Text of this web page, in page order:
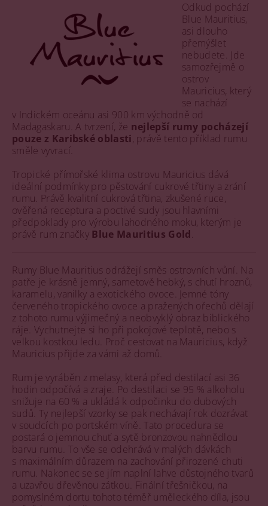
Odkud pochází
Blue Mauritius,
asi dlouho
přemýšlet
nebudete. Jde
samozřejmě o
ostrov
Mauricius, který
se nachází
v Indickém oceánu asi 900 km východně od
Madagaskaru. A tvrzení, že nejlepší rumy pocházejí
pouze z Karibské oblasti, právě tento příklad rumu
směle vyvrací.
Tropické přímořské klima ostrovu Mauricius dává
ideální podmínky pro pěstování cukrové třtiny a zrání
rumu. Právě kvalitní cukrová třtina, zkušené ruce,
ověřená receptura a poctivé sudy jsou hlavními
předpoklady pro výrobu lahodného moku, kterým je
právě rum značky Blue Mauritius Gold
Rumy Blue Mauritius odrážejí směs ostrovních vůní. Na
patře je krásně jemný, sametově hebký, s chutí hroznů,
karamelu, vanilky a exotického ovoce. Jemné tóny
červeného tropického ovoce a pražených ořechů dělají
z tohoto rumu výjimečný a neobvyklý obraz biblického
ráje. Vychutnejte si ho při pokojové teplotě, nebo s
velkou kostkou ledu. Proč cestovat na Mauricius, když
Mauricius přijde za vámi až domů.
Rum je vyráběn z melasy, která před destilací asi 36
hodin odpočívá a zraje. Po destilaci se 95 % alkoholu
snižuje na 60 % a ukládá k odpočinku do dubových
sudů. Ty nejlepší vzorky se pak nechávají rok dozrávat
v soudcích po portském víně. Tato procedura se
postará o jemnou chuť a sytě bronzovou nahnědlou
barvu rumu. To vše se odehrává v malých dávkách
s maximálním důrazem na zachování přirozené chuti
rumu. Nakonec se se jím naplní lahve důstojného tvarů
a uzavřou dřevěnou zátkou. Finální třešničkou, na
pomyslném dortu tohoto téměř uměleckého díla, jsou